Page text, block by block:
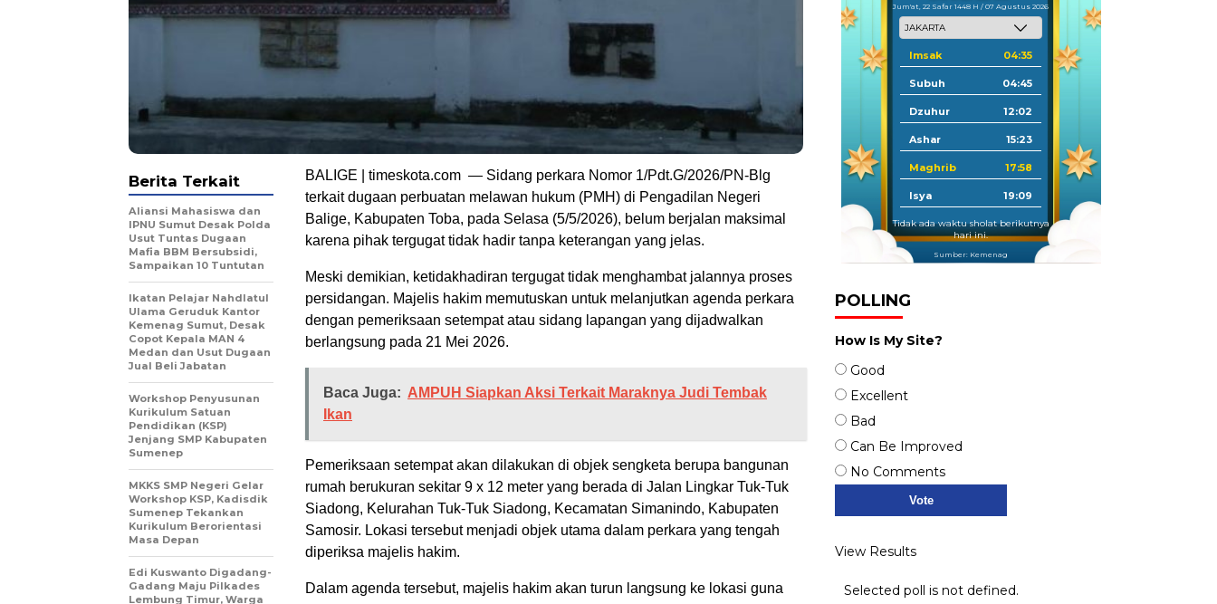
BALIGE | timeskota.com — Sidang perkara Nomor 1/Pdt.G/2026/PN-Blg
terkait dugaan perbuatan melawan hukum (PMH) di Pengadilan Negeri
Balige, Kabupaten Toba, pada Selasa (5/5/2026), belum berjalan maksimal
karena pihak tergugat tidak hadir tanpa keterangan yang jelas.
Meski demikian, ketidakhadiran tergugat tidak menghambat jalannya proses
persidangan. Majelis hakim memutuskan untuk melanjutkan agenda perkara
dengan pemeriksaan setempat atau sidang lapangan yang dijadwalkan
berlangsung pada 21 Mei 2026.
Baca Juga: AMPUH Siapkan Aksi Terkait Maraknya Judi Tembak
Ikan
Pemeriksaan setempat akan dilakukan di objek sengketa berupa bangunan
rumah berukuran sekitar 9 x 12 meter yang berada di Jalan Lingkar Tuk-Tuk
Siadong, Kelurahan Tuk-Tuk Siadong, Kecamatan Simanindo, Kabupaten
Samosir. Lokasi tersebut menjadi objek utama dalam perkara yang tengah
diperiksa majelis hakim.
Dalam agenda tersebut, majelis hakim akan turun langsung ke lokasi guna
Berita Terkait
Aliansi Mahasiswa dan
IPNU Sumut Desak Polda
Usut Tuntas Dugaan
Mafia BBM Bersubsidi,
Sampaikan 10 Tuntutan
Ikatan Pelajar Nahdlatul
Ulama Geruduk Kantor
Kemenag Sumut, Desak
Copot Kepala MAN 4
Medan dan Usut Dugaan
Jual Beli Jabatan
Workshop Penyusunan
Kurikulum Satuan
Pendidikan (KSP)
Jenjang SMP Kabupaten
Sumenep
MKKS SMP Negeri Gelar
Workshop KSP, Kadisdik
Sumenep Tekankan
Kurikulum Berorientasi
Masa Depan
Edi Kuswanto Digadang-
Gadang Maju Pilkades
Lembung Timur, Warga
Jum'at, 22 Safar 1448 H / 07 Agustus 2026
Imsak 04:35
Subuh 04:45
Dzuhur 12:02
Ashar 15:23
Maghrib 17:58
Isya 19:09
Tidak ada waktu sholat berikutnya
hari ini.
Sumber: Kemenag
POLLING
How Is My Site?
Good
Excellent
Bad
Can Be Improved
No Comments
View Results
Selected poll is not defined.